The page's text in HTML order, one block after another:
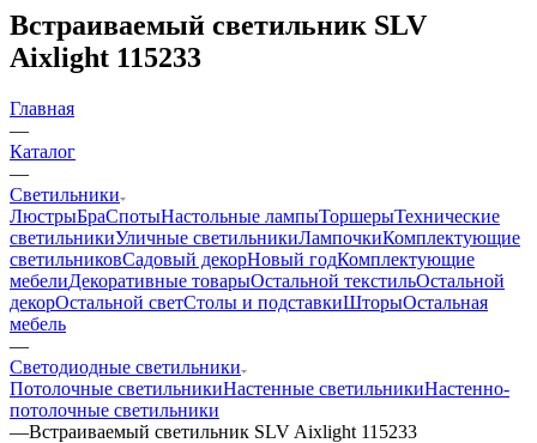
Встраиваемый светильник SLV
Aixlight 115233
Главная
—
Каталог
—
Светильники
ЛюстрыБраСпотыНастольные лампыТоршерыТехнические
светильникиУличные светильникиЛампочкиКомплектующие
светильниковСадовый декорНовый годКомплектующие
мебелиДекоративные товарыОстальной текстильОстальной
декорОстальной светСтолы и подставкиШторыОстальная
мебель
—
Светодиодные светильники
Потолочные светильникиНастенные светильникиНастенно-
потолочные светильники
—Встраиваемый светильник SLV Aixlight 115233